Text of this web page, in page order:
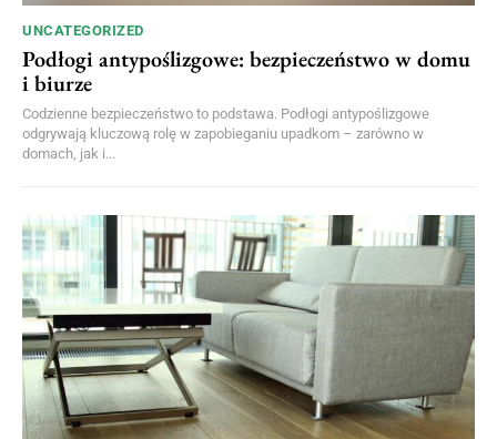
UNCATEGORIZED
Podłogi antypoślizgowe: bezpieczeństwo w domu
i biurze
Codzienne bezpieczeństwo to podstawa. Podłogi antypoślizgowe
odgrywają kluczową rolę w zapobieganiu upadkom – zarówno w
domach, jak i...